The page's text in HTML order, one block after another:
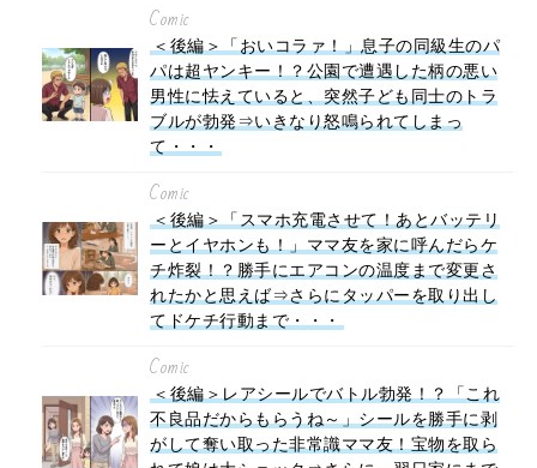
Comic
＜後編＞「おいコラァ！」息子の同級生のパ
パは超ヤンキー！？公園で遭遇した柄の悪い
男性に怯えていると、突然子ども同士のトラ
ブルが勃発⇒いきなり怒鳴られてしまっ
て・・・
Comic
＜後編＞「スマホ充電させて！あとバッテリ
ーとイヤホンも！」ママ友を家に呼んだらケ
チ炸裂！？勝手にエアコンの温度まで変更さ
れたかと思えば⇒さらにタッパーを取り出し
てドケチ行動まで・・・
Comic
＜後編＞レアシールでバトル勃発！？「これ
不良品だからもらうね～」シールを勝手に剥
がして奪い取った非常識ママ友！宝物を取ら